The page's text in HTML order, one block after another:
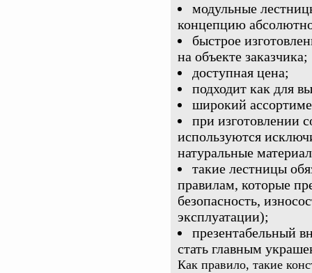
модульные
концепцию
быстрое
на объекте заказчика;
доступная цена;
подходит как для
широкий
при изготовлении
используются
натуральные
такие лестницы
правилам, которые
безопасность,
эксплуатации);
презентабельный
стать главным
Как правило, такие